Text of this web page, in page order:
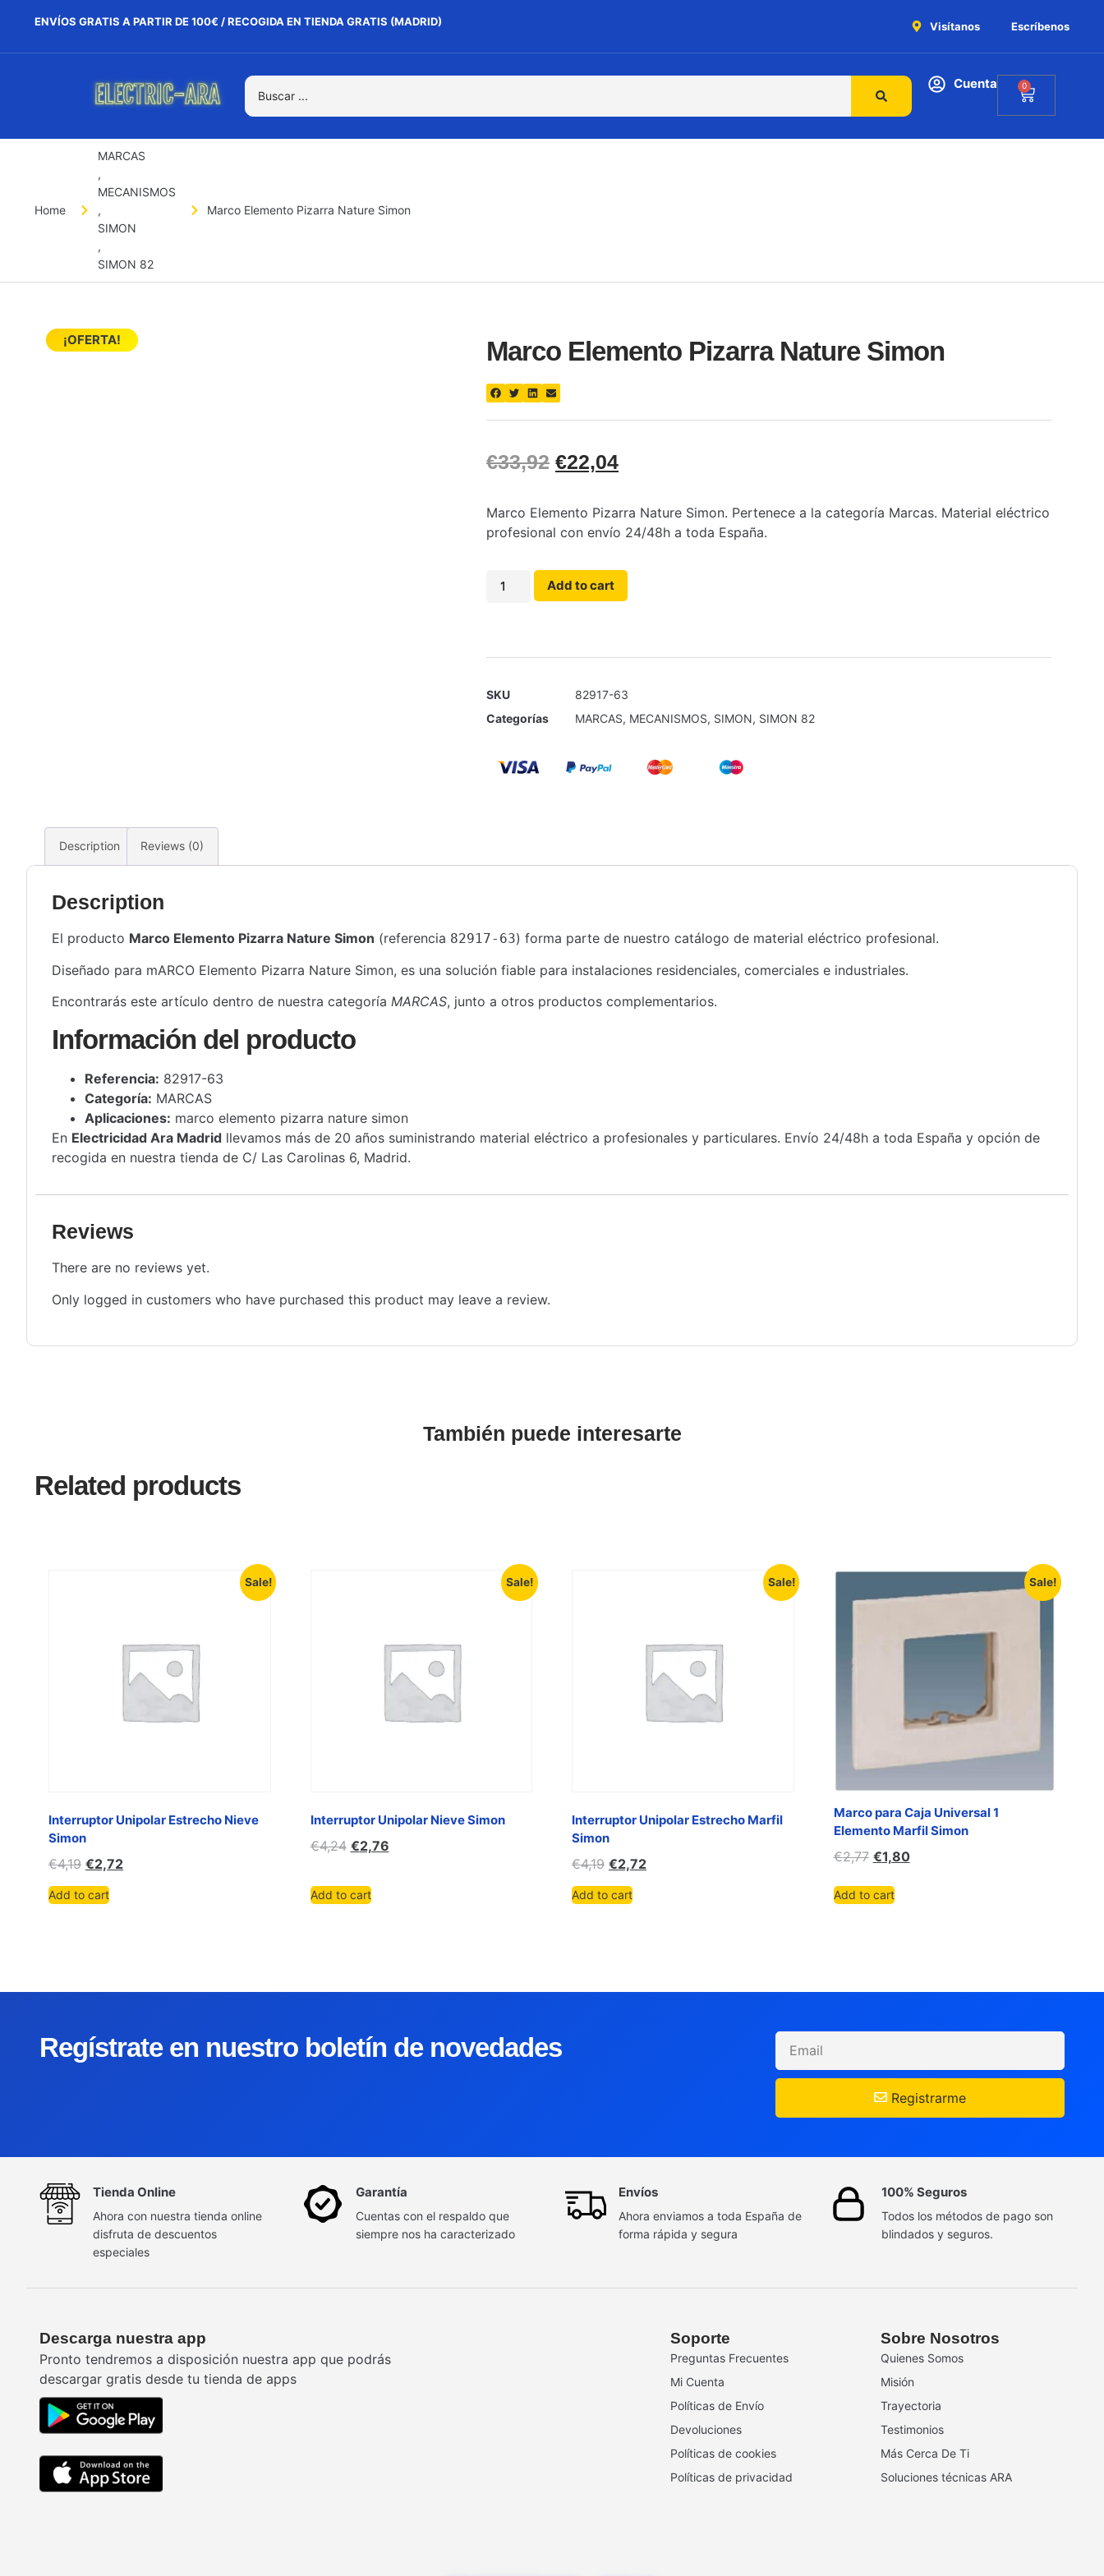
ENVÍOS GRATIS A PARTIR DE 100€ / RECOGIDA EN TIENDA GRATIS (MADRID) Visítanos Escríbenos
Cuenta 0
Home
MARCAS
,
MECANISMOS
,
SIMON
,
SIMON 82
Marco Elemento Pizarra Nature Simon
¡OFERTA! Marco Elemento Pizarra Nature Simon
€33,92 €22,04
Marco Elemento Pizarra Nature Simon. Pertenece a la categoría Marcas. Material eléctrico
profesional con envío 24/48h a toda España.
Add to cart
SKU
82917-63
Categorías
MARCAS, MECANISMOS, SIMON, SIMON 82
Description Reviews (0)
Description
El producto Marco Elemento Pizarra Nature Simon (referencia 82917-63) forma parte de nuestro catálogo de material eléctrico profesional.
Diseñado para mARCO Elemento Pizarra Nature Simon, es una solución fiable para instalaciones residenciales, comerciales e industriales.
Encontrarás este artículo dentro de nuestra categoría MARCAS, junto a otros productos complementarios.
Información del producto
Referencia: 82917-63
Categoría: MARCAS
Aplicaciones: marco elemento pizarra nature simon
En Electricidad Ara Madrid llevamos más de 20 años suministrando material eléctrico a profesionales y particulares. Envío 24/48h a toda España y opción de
recogida en nuestra tienda de C/ Las Carolinas 6, Madrid.
Reviews
There are no reviews yet.
Only logged in customers who have purchased this product may leave a review.
También puede interesarte
Related products
Sale!
Interruptor Unipolar Estrecho Nieve
Simon
€4,19 €2,72
Add to cart
Sale!
Interruptor Unipolar Nieve Simon
€4,24 €2,76
Add to cart
Sale!
Interruptor Unipolar Estrecho Marfil
Simon
€4,19 €2,72
Add to cart
Sale!
Marco para Caja Universal 1
Elemento Marfil Simon
€2,77 €1,80
Add to cart
Regístrate en nuestro boletín de novedades
Registrarme
Tienda Online
Ahora con nuestra tienda online
disfruta de descuentos
especiales
Garantía
Cuentas con el respaldo que
siempre nos ha caracterizado
Envíos
Ahora enviamos a toda España de
forma rápida y segura
100% Seguros
Todos los métodos de pago son
blindados y seguros.
Descarga nuestra app
Pronto tendremos a disposición nuestra app que podrás
descargar gratis desde tu tienda de apps
Soporte
Preguntas Frecuentes
Mi Cuenta
Políticas de Envío
Devoluciones
Políticas de cookies
Políticas de privacidad
Sobre Nosotros
Quienes Somos
Misión
Trayectoria
Testimonios
Más Cerca De Ti
Soluciones técnicas ARA